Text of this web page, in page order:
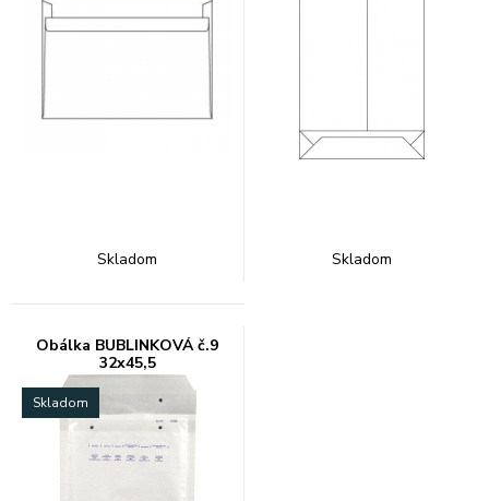
Skladom Skladom
Obálka BUBLINKOVÁ č.9
32x45,5
Skladom